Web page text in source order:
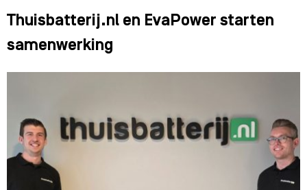
Thuisbatterij.nl en EvaPower starten
samenwerking